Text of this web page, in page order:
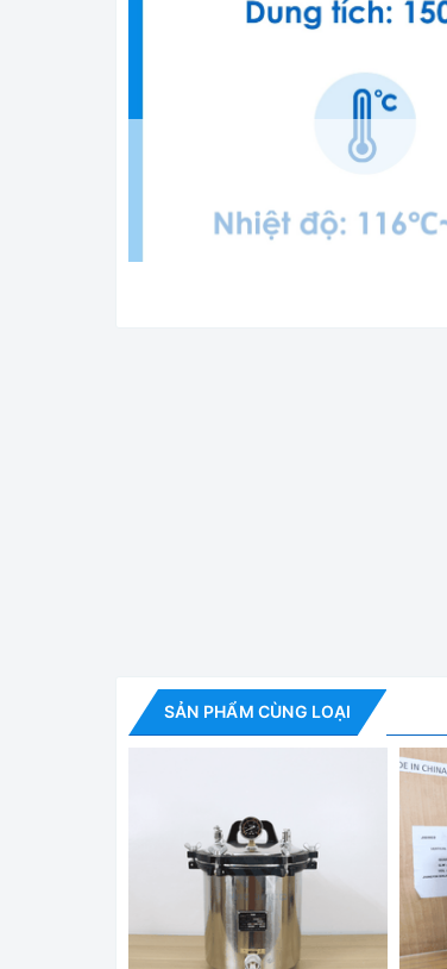
✅ Màn hình hiển thị số và nút cảm ứng
✅ Thùng chứa có chức năng bảo vệ
✅ Báo còi sau khi tiệt trùng, tự động
✅ Tự động làm mát không khí, tự
Thông số kỹ thuật
SẢN PHẨM CÙNG LOẠI